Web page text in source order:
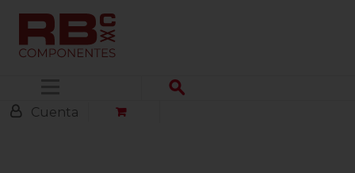
Cuenta